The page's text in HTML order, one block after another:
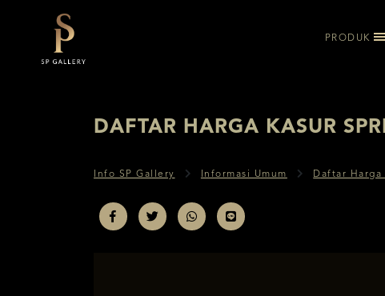
PRODUK
COMFORTA
KING KOIL
SERTA
KING KOIL
FLORENCE
DAFTAR HARGA KASUR
Info SP Gallery Informasi Umum Daftar Harga